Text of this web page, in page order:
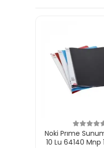
Noki Prıme
10 Lu 64140 Mnp